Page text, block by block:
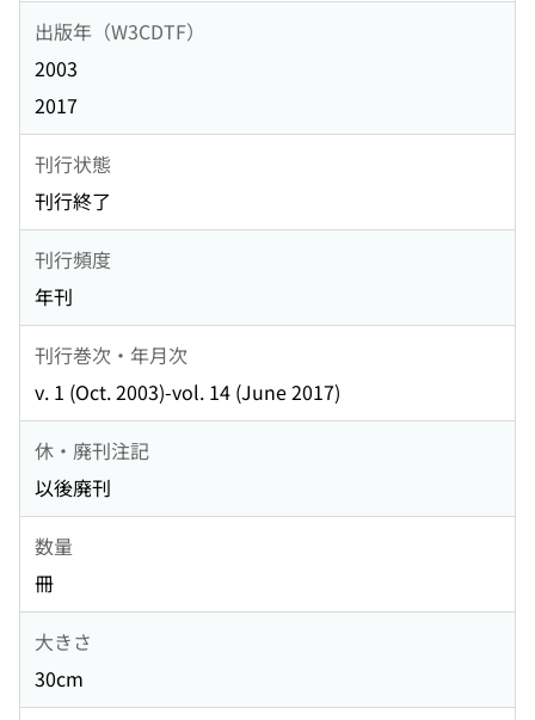
出版年（W3CDTF）
2003
2017
刊行状態
刊行終了
刊行頻度
年刊
刊行巻次・年月次
v. 1 (Oct. 2003)-vol. 14 (June 2017)
休・廃刊注記
以後廃刊
数量
冊
大きさ
30cm